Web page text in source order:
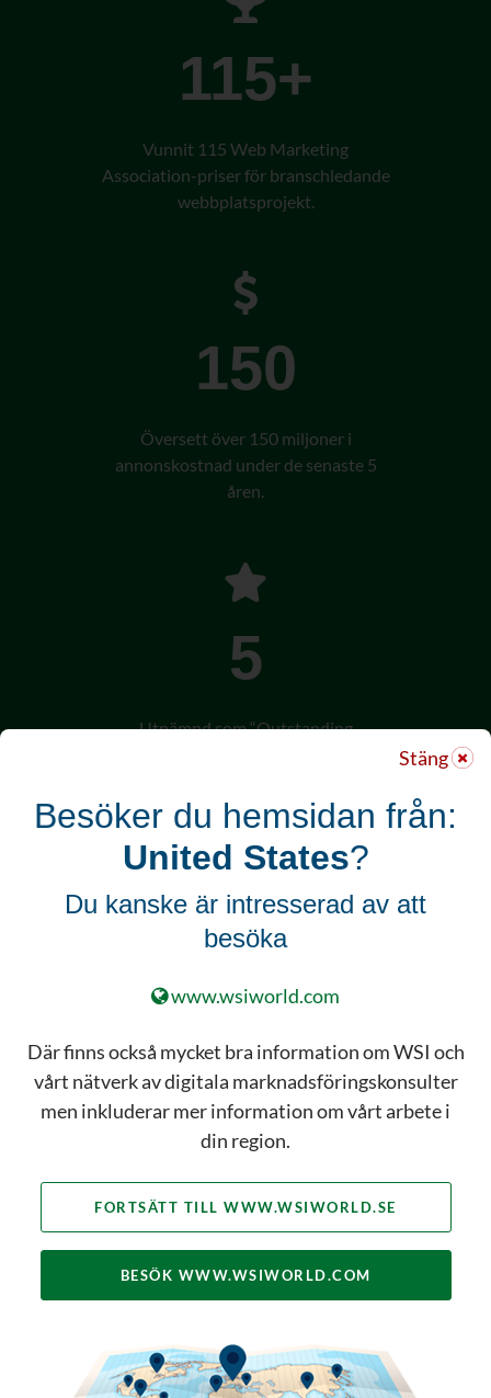
115+
Vunnit 115 Web Marketing
Association-priser för branschledande
webbplatsprojekt.
150
Översett över 150 miljoner i
annonskostnad under de senaste 5
åren.
5
Utnämnd som “Outstanding
marknadsföringstjänster
Vi tror inte på ett synsätt som “en-
storlek-passar-alla” gällande
digital marknadsföring. Istället tar
vi oss tid för att förstå ditt företag
och kunder så att vi kan
rekommendera en strategi baserad
på dina individuella företagsbehov.
När du investerar i någon av WSI:s
digitala marknadsföringslösningar
branschens toppgurus i tillägg,
som bidrar till dina mål och din
Stäng
Besöker du hemsidan från:
United States?
Du kanske är intresserad av att
besöka
www.wsiworld.com
Där finns också mycket bra information om WSI och
vårt nätverk av digitala marknadsföringskonsulter
men inkluderar mer information om vårt arbete i
din region.
FORTSÄTT TILL WWW.WSIWORLD.SE
BESÖK WWW.WSIWORLD.COM